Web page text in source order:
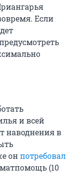
Если
и всей
наводнения в
онпотребовал
(10